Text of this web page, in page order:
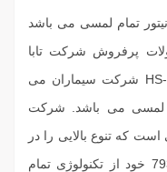
تمام لمسی می باشد
از محصولات پرفروش شرکت تابا
شرکت سیماران می
لمسی می باشد. شرکت
که تنوع بالایی را در
خود از تکنولوژی تمام